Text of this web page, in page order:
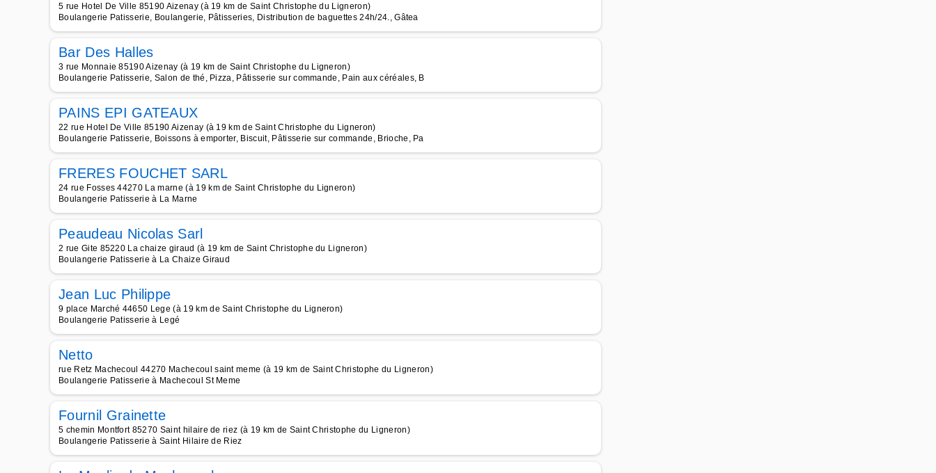
5 rue Hotel De Ville 85190 Aizenay (à 19 km de Saint Christophe du Ligneron)
Boulangerie Patisserie, Boulangerie, Pâtisseries, Distribution de baguettes 24h/24., Gâtea
Bar Des Halles
3 rue Monnaie 85190 Aizenay (à 19 km de Saint Christophe du Ligneron)
Boulangerie Patisserie, Salon de thé, Pizza, Pâtisserie sur commande, Pain aux céréales, B
PAINS EPI GATEAUX
22 rue Hotel De Ville 85190 Aizenay (à 19 km de Saint Christophe du Ligneron)
Boulangerie Patisserie, Boissons à emporter, Biscuit, Pâtisserie sur commande, Brioche, Pa
FRERES FOUCHET SARL
24 rue Fosses 44270 La marne (à 19 km de Saint Christophe du Ligneron)
Boulangerie Patisserie à La Marne
Peaudeau Nicolas Sarl
2 rue Gite 85220 La chaize giraud (à 19 km de Saint Christophe du Ligneron)
Boulangerie Patisserie à La Chaize Giraud
Jean Luc Philippe
9 place Marché 44650 Lege (à 19 km de Saint Christophe du Ligneron)
Boulangerie Patisserie à Legé
Netto
rue Retz Machecoul 44270 Machecoul saint meme (à 19 km de Saint Christophe du Ligneron)
Boulangerie Patisserie à Machecoul St Meme
Fournil Grainette
5 chemin Montfort 85270 Saint hilaire de riez (à 19 km de Saint Christophe du Ligneron)
Boulangerie Patisserie à Saint Hilaire de Riez